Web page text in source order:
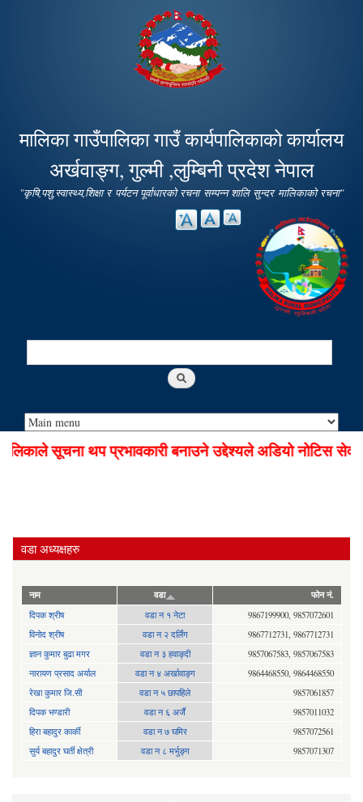
main
content
मालिका गाउँपालिका गाउँ कार्यपालिकाको कार्यालय
अर्खवाङ्ग, गुल्मी ,लुम्बिनी प्रदेश नेपाल
"कृषि,पशु,स्वास्थ्य,शिक्षा र पर्यटन पूर्वाधारको रचना सम्पन्न शालि सुन्दर मालिकाको रचना"
Search
सूचना थप प्रभावकारी बनाउने उद्देश्यले अडियो नोटिस सेवा
वडा अध्यक्षहरु
नाम वडा फोन नं.
दिपक श्रीष वडा न १ नेटा
9867199900, 9857072601
विनोद श्रीष
वडा न २ दर्लिंग
9867712731, 9867712731
ज्ञान कुमार बुढा मगर
वडा न ३ हवाङ्दी
9857067583, 9857067583
नारायण प्रसाद अर्याल
वडा न‍ ४ अर्खावाङ्ग
9864468550, 9864468550
रेखा कुमार जि.सी
वडा न ५ छापहिले
9857061857
दिपक भण्डारी
वडा न ६ अर्जै
9857011032
हिरा बहादुर कार्की
वडा न ७ घमिर
9857072561
सुर्य बहादुर घर्ती क्षेत्री
वडा न ८ मर्भुङ्ग 9857071307